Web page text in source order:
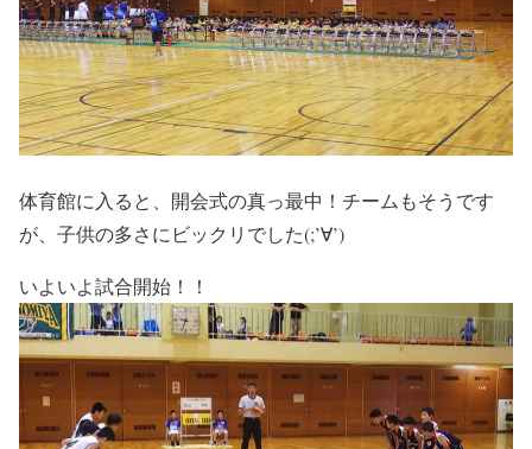
体育館に入ると、開会式の真っ最中！チームもそうです
が、子供の多さにビックリでした(;’∀’)
いよいよ試合開始！！